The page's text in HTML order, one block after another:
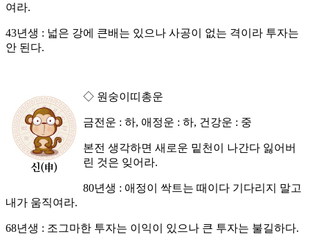
여라.
43년생 : 넓은 강에 큰배는 있으나 사공이 없는 격이라 투자는
안 된다.
◇ 원숭이띠총운
금전운 : 하, 애정운 : 하, 건강운 : 중
본전 생각하면 새로운 밑천이 나간다 잃어버
린 것은 잊어라.
80년생 : 애정이 싹트는 때이다 기다리지 말고
내가 움직여라.
68년생 : 조그마한 투자는 이익이 있으나 큰 투자는 불길하다.